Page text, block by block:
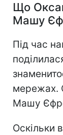
Що
Машу
Під час
мережах.
Машу
Оскільки